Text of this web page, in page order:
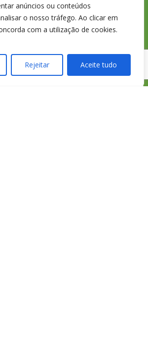
anúncios ou conteúdos
o nosso tráfego. Ao clicar em
com a utilização de cookies.
Rejeitar Aceite tudo
426 925
para a
nacional